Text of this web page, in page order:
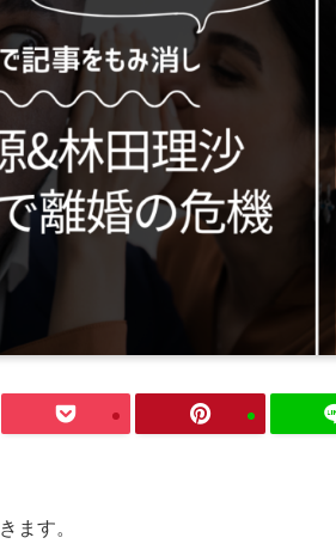
ます。